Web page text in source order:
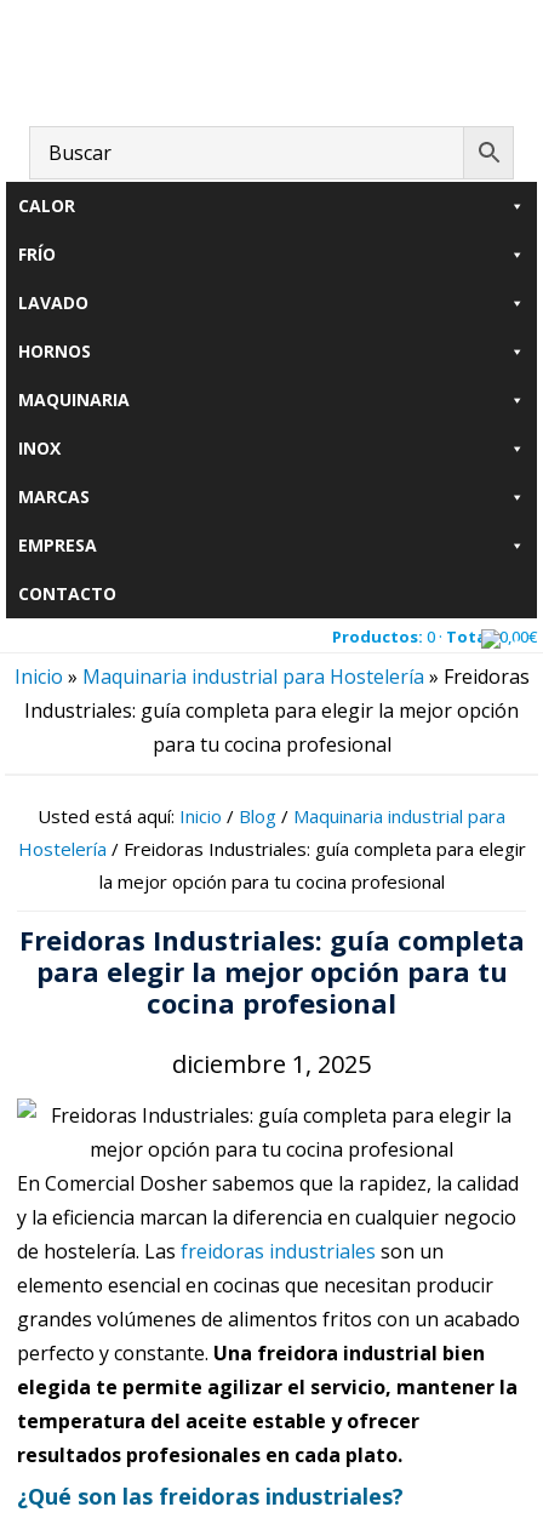
página
CALOR
FRÍO
LAVADO
HORNOS
MAQUINARIA
INOX
MARCAS
EMPRESA
CONTACTO
Productos: 0 · Total:0,00€
Inicio » Maquinaria industrial para Hostelería » Freidoras
Industriales: guía completa para elegir la mejor opción
para tu cocina profesional
Usted está aquí: Inicio / Blog / Maquinaria industrial para
Hostelería /Freidoras Industriales: guía completa para elegir
la mejor opción para tu cocina profesional
Freidoras Industriales: guía completa
para elegir la mejor opción para tu
cocina profesional
diciembre 1, 2025
En Comercial Dosher sabemos que la rapidez, la calidad
y la eficiencia marcan la diferencia en cualquier negocio
de hostelería. Lasfreidoras industriales son un
elemento esencial en cocinas que necesitan producir
grandes volúmenes de alimentos fritos con un acabado
perfecto y constante. Una freidora industrial bien
elegida te permite agilizar el servicio, mantener la
temperatura del aceite estable y ofrecer
resultados profesionales en cada plato.
¿Qué son las freidoras industriales?